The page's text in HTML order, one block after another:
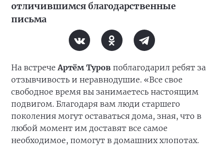
отличившимся благодарственные
письма
На встречеАртём Туров поблагодарил ребят за
отзывчивость и неравнодушие. «Все свое
свободное время вы занимаетесь настоящим
подвигом. Благодаря вам люди старшего
поколения могут оставаться дома, зная, что в
любой момент им доставят все самое
необходимое, помогут в домашних хлопотах.